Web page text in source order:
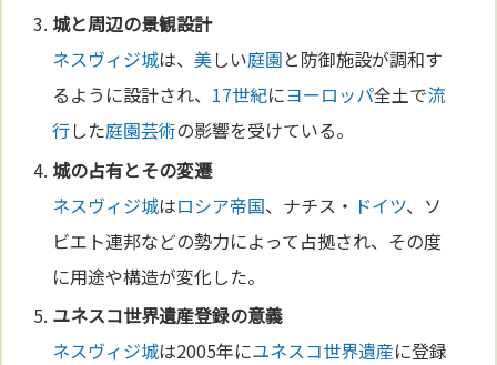
城と周辺の景観設計
ネスヴィジ城は、美しい庭園と防御施設が調和す
るように設計され、 17世紀にヨーロッパ全土で流
行した庭園芸術の影響を受けている。
城の占有とその変遷
ネスヴィジ城はロシア帝国、ナチス・ ドイツ、ソ
ビエト連邦などの勢力によって占拠され、その度
に用途や構造が変化した。
ユネスコ世界遺産登録の意義
ネスヴィジ城は2005年にユネスコ世界遺産に登録